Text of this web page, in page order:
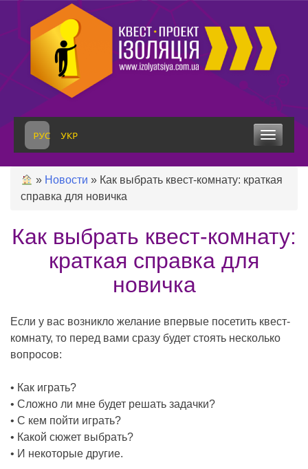
content
Toggle
navigation
» Новости » Как выбрать квест-комнату: краткая
справка для новичка
Как выбрать квест-комнату:
краткая справка для
новичка
Если у вас возникло желание впервые посетить квест-
комнату, то перед вами сразу будет стоять несколько
вопросов:
• Как играть?
• Сложно ли мне будет решать задачки?
• С кем пойти играть?
• Какой сюжет выбрать?
• И некоторые другие.